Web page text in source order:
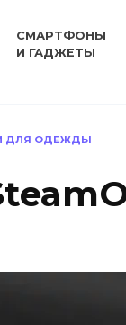
СМАРТФОНЫ
И ГАДЖЕТЫ
ДЛЯ ОДЕЖДЫ